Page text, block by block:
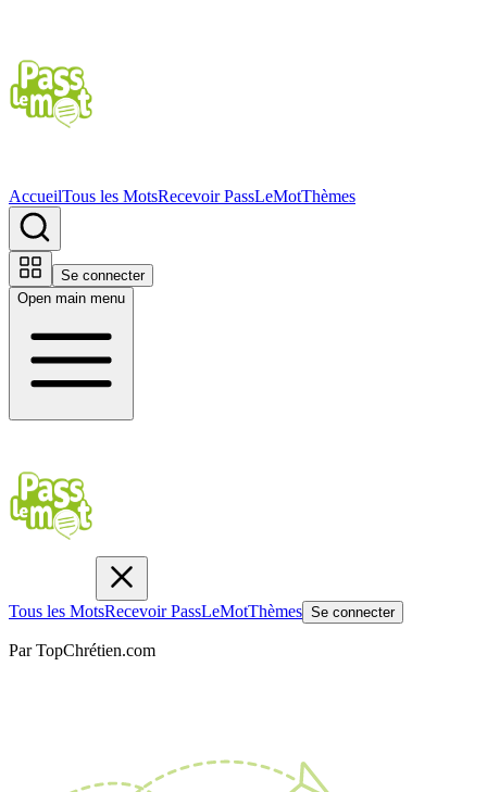
AccueilTous les MotsRecevoir PassLeMotThèmes
Se connecter
Open main menu
Tous les MotsRecevoir PassLeMotThèmes Se connecter
Par TopChrétien.com